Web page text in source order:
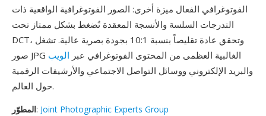
الفوتوغرافي الفعال ميزة أخرى: الصور الفوتوغرافية الواقعية ذات
التدرجات السلسة والأنسجة المعقدة تُضغط بشكل ممتاز تحت
DCT، وتحقق عادة تقليصاً بنسبة 10:1 بجودة بصرية عالية. تشغل
صور JPG الغالبية العظمى من المحتوى الفوتوغرافي عبر الويب
والبريد الإلكتروني ووسائل التواصل الاجتماعي والأرشيفات الرقمية
حول العالم.
المطوّر: Joint Photographic Experts Group